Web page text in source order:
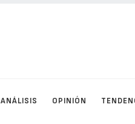
ANÁLISIS OPINIÓN